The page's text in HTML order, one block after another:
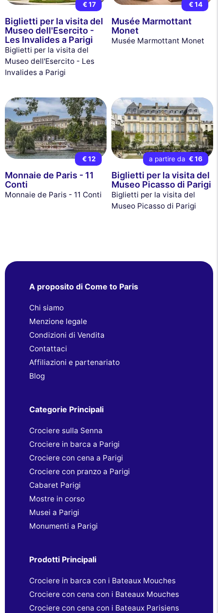
€ 17
Biglietti per la visita del
Museo dell'Esercito -
Les Invalides a Parigi
Biglietti per la visita del
Museo dell'Esercito - Les
Invalides a Parigi
€ 14
Musée Marmottant
Monet
Musée Marmottant Monet
€ 12
Monnaie de Paris - 11
Conti
Monnaie de Paris - 11 Conti
a partire da € 16
Biglietti per la visita del
Museo Picasso di Parigi
Biglietti per la visita del
Museo Picasso di Parigi
A proposito di Come to Paris
Chi siamo
Menzione legale
Condizioni di Vendita
Contattaci
Affiliazioni e partenariato
Blog
Categorie Principali
Crociere sulla Senna
Crociere in barca a Parigi
Crociere con cena a Parigi
Crociere con pranzo a Parigi
Cabaret Parigi
Mostre in corso
Musei a Parigi
Monumenti a Parigi
Prodotti Principali
Crociere in barca con i Bateaux Mouches
Crociere con cena con i Bateaux Mouches
Crociere con cena con i Bateaux Parisiens